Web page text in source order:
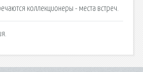
коллекционеры - места встреч.